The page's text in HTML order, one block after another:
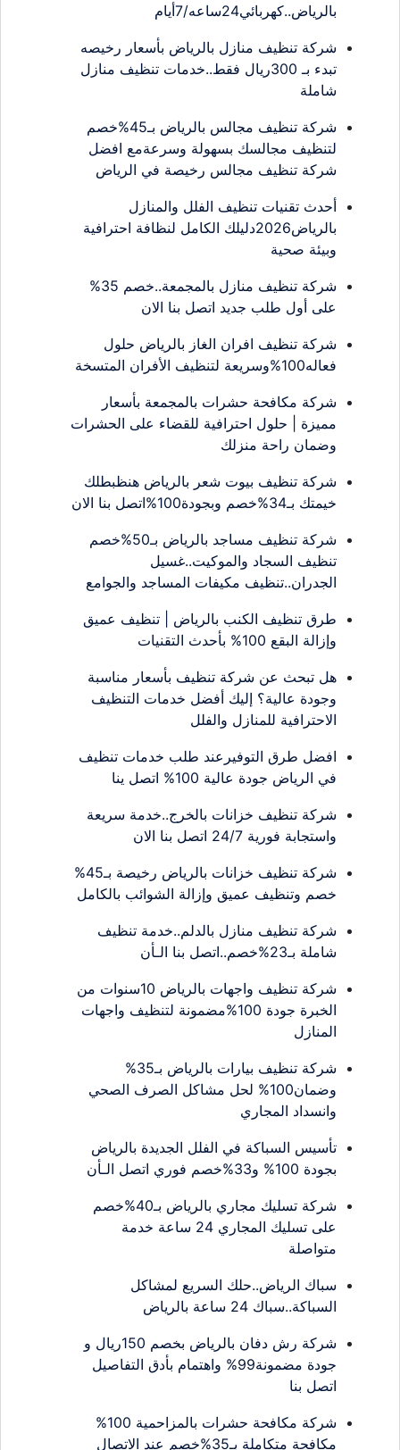
بالرياض..كهربائي24ساعه/7أيام
شركة تنظيف منازل بالرياض بأسعار رخيصه
تبدء بـ 300ريال فقط..خدمات تنظيف منازل
شاملة
شركة تنظيف مجالس بالرياض بـ45%خصم
لتنظيف مجالسك بسهولة وسرعةمع افضل
شركة تنظيف مجالس رخيصة في الرياض
أحدث تقنيات تنظيف الفلل والمنازل
بالرياض2026دليلك الكامل لنظافة احترافية
وبيئة صحية
شركة تنظيف منازل بالمجمعة..خصم 35%
على أول طلب جديد اتصل بنا الان
شركة تنظيف افران الغاز بالرياض حلول
فعاله100%وسريعة لتنظيف الأفران المتسخة
شركة مكافحة حشرات بالمجمعة بأسعار
مميزة | حلول احترافية للقضاء على الحشرات
وضمان راحة منزلك
شركة تنظيف بيوت شعر بالرياض هنظبطلك
خيمتك بـ34%خصم وبجودة100%اتصل بنا الان
شركة تنظيف مساجد بالرياض بـ50%خصم
تنظيف السجاد والموكيت..غسيل
الجدران..تنظيف مكيفات المساجد والجوامع
طرق تنظيف الكنب بالرياض | تنظيف عميق
وإزالة البقع 100% بأحدث التقنيات
هل تبحث عن شركة تنظيف بأسعار مناسبة
وجودة عالية؟ إليك أفضل خدمات التنظيف
الاحترافية للمنازل والفلل
افضل طرق التوفيرعند طلب خدمات تنظيف
في الرياض جودة عالية 100% اتصل ينا
شركة تنظيف خزانات بالخرج..خدمة سريعة
واستجابة فورية 24/7 اتصل بنا الان
شركة تنظيف خزانات بالرياض رخيصة بـ45%
خصم وتنظيف عميق وإزالة الشوائب بالكامل
شركة تنظيف منازل بالدلم..خدمة تنظيف
شاملة بـ23%خصم..اتصل بنا الـأن
شركة تنظيف واجهات بالرياض 10سنوات من
الخبرة جودة 100%مضمونة لتنظيف واجهات
المنازل
شركة تنظيف بيارات بالرياض بـ35%
وضمان100% لحل مشاكل الصرف الصحي
وانسداد المجاري
تأسيس السباكة في الفلل الجديدة بالرياض
بجودة 100% و33%خصم فوري اتصل الـأن
شركة تسليك مجاري بالرياض بـ40%خصم
على تسليك المجاري 24 ساعة خدمة
متواصلة
سباك الرياض..حلك السريع لمشاكل
السباكة..سباك 24 ساعة بالرياض
شركة رش دفان بالرياض بخصم 150ريال و
جودة مضمونة99% واهتمام بأدق التفاصيل
اتصل بنا
شركة مكافحة حشرات بالمزاحمية 100%
مكافحة متكاملة بـ35%خصم عند الاتصال